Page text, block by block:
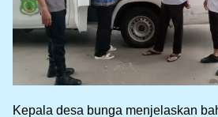
Kepala desa bunga menjelaskan